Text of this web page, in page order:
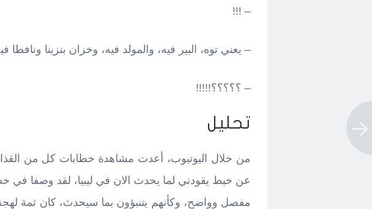
– !!!
– يعني توه، البير فيه، والمولد فيه، وخزان بنزينا
– ؟؟؟؟؟!!!!!
تحليل
من خلال اليوتيوب، أعدت مشاهدة خطابات كل من
عن خيط يقودني لما يحدث الان في ليبيا، لقد وصفا في
مفصل وواضح، وكأنهم يتنبؤون بما سيحدث، كان ثمة